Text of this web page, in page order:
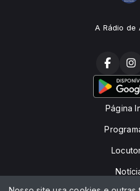
A Rádio de
Página